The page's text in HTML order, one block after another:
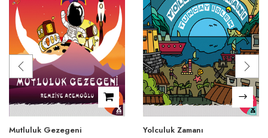
Mutluluk Gezegeni
Yolculuk Zamanı